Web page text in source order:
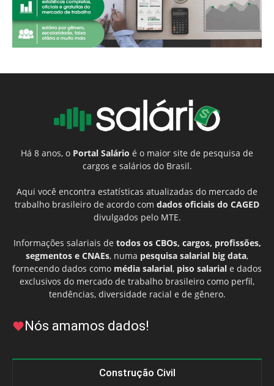
Há 8 anos, o Portal Salário é o maior site de pesquisa de
cargos e salários do Brasil.
Aqui você encontra estatísticas atualizadas do mercado de
trabalho brasileiro de acordo com dados oficiais do CAGED
divulgados pelo MTE.
Informações salariais de todos os CBOs, cargos, profissões,
segmentos e CNAEs, numa pesquisa salarial big data,
fornecendo dados como média salarial, piso salarial e dados
exclusivos do mercado de trabalho brasileiro como perfil,
tendências, diversidade racial e de gênero.
Nós amamos dados!
Construção Civil